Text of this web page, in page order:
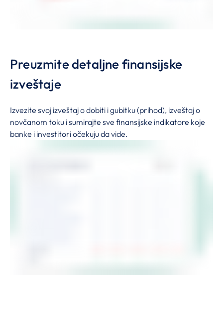
Preuzmite detaljne finansijske
izveštaje
Izvezite svoj izveštaj o dobiti i gubitku (prihod), izveštaj o
novčanom toku i sumirajte sve finansijske indikatore koje
banke i investitori očekuju da vide.